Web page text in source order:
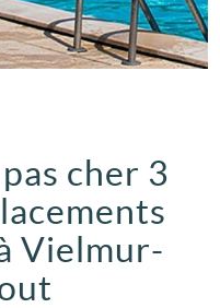
cher 3
Vielmur-